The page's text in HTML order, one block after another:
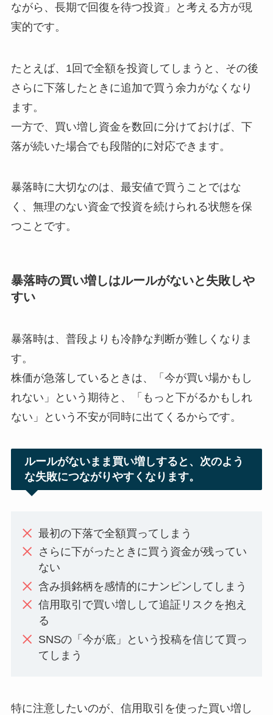
ながら、長期で回復を待つ投資」と考える方が現
実的です。
たとえば、1回で全額を投資してしまうと、その後
さらに下落したときに追加で買う余力がなくなり
ます。
一方で、買い増し資金を数回に分けておけば、下
落が続いた場合でも段階的に対応できます。
暴落時に大切なのは、最安値で買うことではな
く、無理のない資金で投資を続けられる状態を保
つことです。
暴落時の買い増しはルールがないと失敗しや
すい
暴落時は、普段よりも冷静な判断が難しくなりま
す。
株価が急落しているときは、「今が買い場かもし
れない」という期待と、「もっと下がるかもしれ
ない」という不安が同時に出てくるからです。
ルールがないまま買い増しすると、次のよう
な失敗につながりやすくなります。
最初の下落で全額買ってしまう
さらに下がったときに買う資金が残ってい
ない
含み損銘柄を感情的にナンピンしてしまう
信用取引で買い増しして追証リスクを抱え
る
SNSの「今が底」という投稿を信じて買っ
てしまう
特に注意したいのが、信用取引を使った買い増し